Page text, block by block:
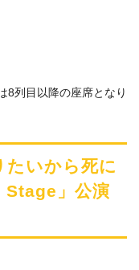
8列目以降の座席となり
たいから死に
」公演